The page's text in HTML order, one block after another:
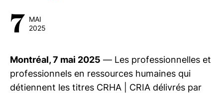
7 MAI
2025
Montréal, 7 mai 2025 — Les professionnelles et
professionnels en ressources humaines qui
détiennent les titres CRHA | CRIA délivrés par